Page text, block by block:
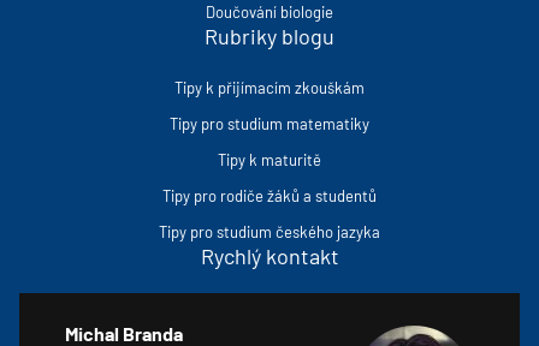
Doučování biologie
Rubriky blogu
Tipy k přijímacím zkouškám
Tipy pro studium matematiky
Tipy k maturitě
Tipy pro rodiče žáků a studentů
Tipy pro studium českého jazyka
Rychlý kontakt
Michal Branda